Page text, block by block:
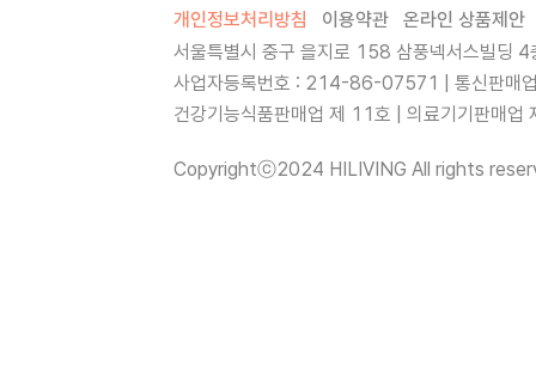
개인정보처리방침 이용약관
온라인 상품제안
서울특별시 중구 을지로 158 삼풍넥서스빌딩
사업자등록번호 : 214-86-07571 | 통신판매
건강기능식품판매업 제 11호 | 의료기기판매
Copyrightⓒ2024 HILIVING All rights